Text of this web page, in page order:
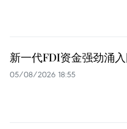
新一代FDI资金强劲涌
05/08/2026 18:55